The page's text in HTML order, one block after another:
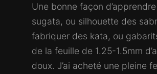
Une bonne façon
sugata, ou silhouette des
fabriquer des kata, ou
de la feuille de 1.25-1.5mm
doux. J’ai acheté une pleine